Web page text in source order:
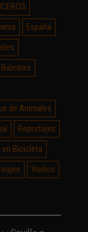
España
de Animales
Reportajes
en Bicicleta
viajes Vuelos